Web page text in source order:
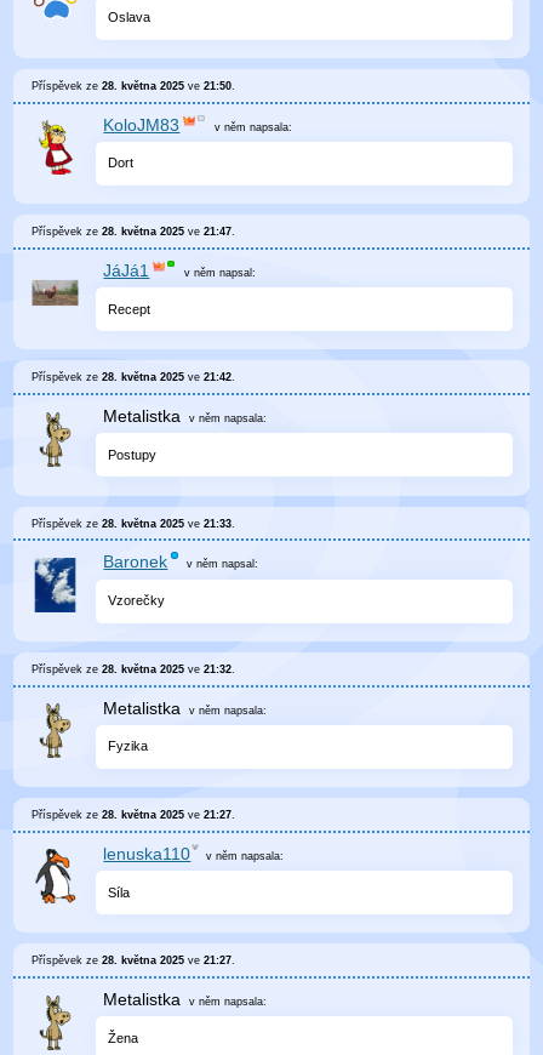
Oslava
Příspěvek ze28. května 2025 ve21:50
KoloJM83 v něm napsala:
Dort
Příspěvek ze28. května 2025 ve21:47.
JáJá1 v něm napsal:
Recept
Příspěvek ze28. května 2025 ve21:42.
Metalistka v něm napsala:
Postupy
Příspěvek ze28. května 2025 ve21:33
Baronek v němnapsal:
Vzorečky
Příspěvek ze28. května 2025 ve21:32
Metalistka v něm napsala:
Fyzika
Příspěvek ze28. května 2025 ve21:27.
lenuska110 v něm napsala:
Síla
Příspěvek ze28. května 2025 ve21:27.
Metalistka v něm napsala:
Žena